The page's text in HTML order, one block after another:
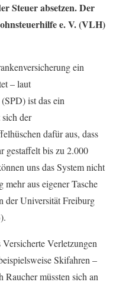
Steuer absetzen. Der
e. V. (VLH)
ein
– laut
ist das ein
der
dafür aus, dass
gestaffelt bis zu 2.000
uns das System nicht
mehr aus eigener Tasche
der Universität Freiburg
Verletzungen
Skifahren –
müssten sich an